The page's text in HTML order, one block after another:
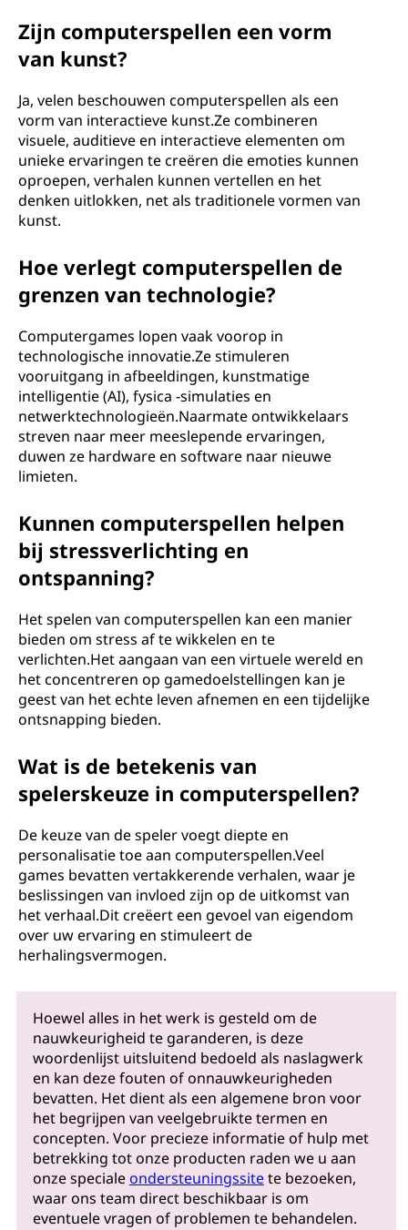
Zijn computerspellen een vorm
van kunst?
Ja, velen beschouwen computerspellen als een
vorm van interactieve kunst.Ze combineren
visuele, auditieve en interactieve elementen om
unieke ervaringen te creëren die emoties kunnen
oproepen, verhalen kunnen vertellen en het
denken uitlokken, net als traditionele vormen van
kunst.
Hoe verlegt computerspellen de
grenzen van technologie?
Computergames lopen vaak voorop in
technologische innovatie.Ze stimuleren
vooruitgang in afbeeldingen, kunstmatige
intelligentie (AI), fysica -simulaties en
netwerktechnologieën.Naarmate ontwikkelaars
streven naar meer meeslepende ervaringen,
duwen ze hardware en software naar nieuwe
limieten.
Kunnen computerspellen helpen
bij stressverlichting en
ontspanning?
Het spelen van computerspellen kan een manier
bieden om stress af te wikkelen en te
verlichten.Het aangaan van een virtuele wereld en
het concentreren op gamedoelstellingen kan je
geest van het echte leven afnemen en een tijdelijke
ontsnapping bieden.
Wat is de betekenis van
spelerskeuze in computerspellen?
De keuze van de speler voegt diepte en
personalisatie toe aan computerspellen.Veel
games bevatten vertakkerende verhalen, waar je
beslissingen van invloed zijn op de uitkomst van
het verhaal.Dit creëert een gevoel van eigendom
over uw ervaring en stimuleert de
herhalingsvermogen.
Hoewel alles in het werk is gesteld om de
nauwkeurigheid te garanderen, is deze
woordenlijst uitsluitend bedoeld als naslagwerk
en kan deze fouten of onnauwkeurigheden
bevatten. Het dient als een algemene bron voor
het begrijpen van veelgebruikte termen en
concepten. Voor precieze informatie of hulp met
betrekking tot onze producten raden we u aan
onze specialeondersteuningssitete bezoeken,
waar ons team direct beschikbaar is om
eventuele vragen of problemen te behandelen.